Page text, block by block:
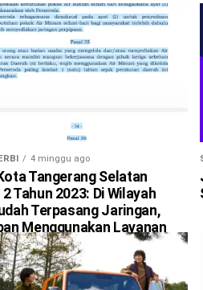
4 minggu ago
Tangerang Selatan
Tahun 2023: Di Wilayah
Terpasang Jaringan,
Menggunakan Layanan
Berlaku